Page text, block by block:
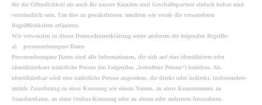
für die Öffentlichkeit als auch für unsere Kunden und Geschäftspartner einfach lesbar und
verständlich sein. Um dies zu gewährleisten, möchten wir vorab die verwendeten
Begrifflichkeiten erläutern.
Wir verwenden in dieser Datenschutzerklärung unter anderem die folgenden Begriffe:
a) personenbezogene Daten
Personenbezogene Daten sind alle Informationen, die sich auf eine identifizierte oder
identifizierbare natürliche Person (im Folgenden „betroffene Person“) beziehen. Als
identifizierbar wird eine natürliche Person angesehen, die direkt oder indirekt, insbesondere
mittels Zuordnung zu einer Kennung wie einem Namen, zu einer Kennnummer, zu
Standortdaten, zu einer Online-Kennung oder zu einem oder mehreren besonderen